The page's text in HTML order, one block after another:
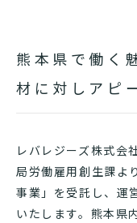
熊本県で働く
材に対しアピ
レバレジーズ株式会
局労働雇用創生課よ
事業」を受託し、運
いたします。熊本県